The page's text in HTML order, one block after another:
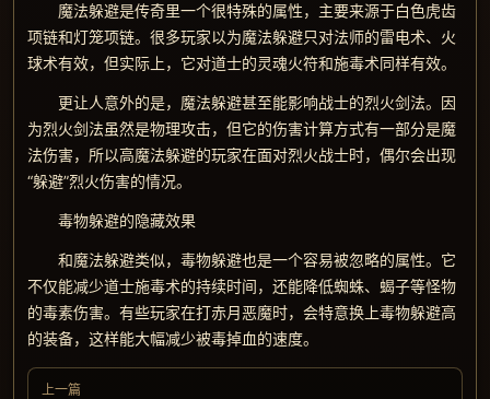
魔法躲避是传奇里一个很特殊的属性，主要来源于白色虎齿
项链和灯笼项链。很多玩家以为魔法躲避只对法师的雷电术、火
球术有效，但实际上，它对道士的灵魂火符和施毒术同样有效。
更让人意外的是，魔法躲避甚至能影响战士的烈火剑法。因
为烈火剑法虽然是物理攻击，但它的伤害计算方式有一部分是魔
法伤害，所以高魔法躲避的玩家在面对烈火战士时，偶尔会出现
“躲避”烈火伤害的情况。
毒物躲避的隐藏效果
和魔法躲避类似，毒物躲避也是一个容易被忽略的属性。它
不仅能减少道士施毒术的持续时间，还能降低蜘蛛、蝎子等怪物
的毒素伤害。有些玩家在打赤月恶魔时，会特意换上毒物躲避高
的装备，这样能大幅减少被毒掉血的速度。
上一篇